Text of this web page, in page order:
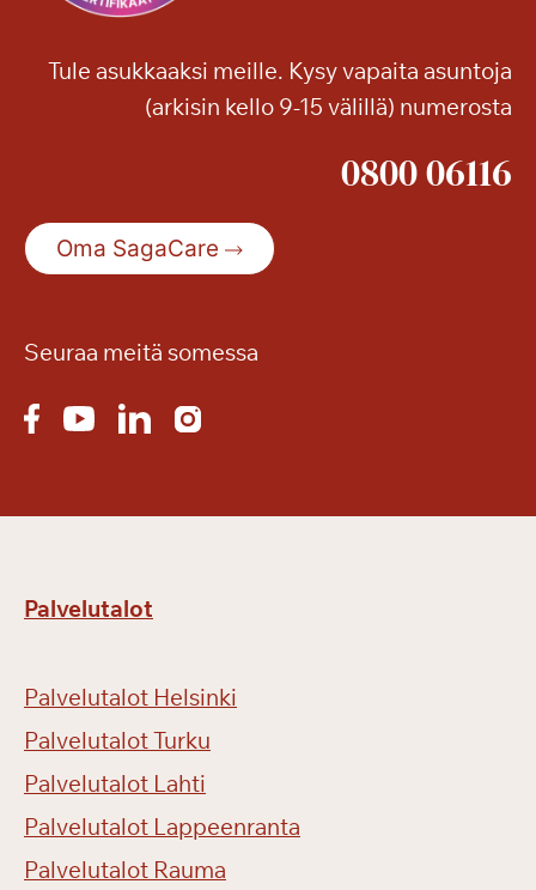
Tule asukkaaksi meille. Kysy vapaita asuntoja
(arkisin kello 9-15 välillä) numerosta
0800 06116
Oma SagaCare
Seuraa meitä somessa
Palvelutalot
Palvelutalot Helsinki
Palvelutalot Turku
Palvelutalot Lahti
Palvelutalot Lappeenranta
Palvelutalot Rauma